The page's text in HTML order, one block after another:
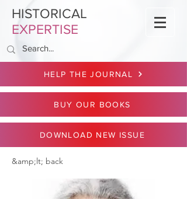
HISTORICAL
EXPERTISE
HELP THE JOURNAL
BUY OUR BOOKS
DOWNLOAD NEW ISSUE
&amp;lt; back